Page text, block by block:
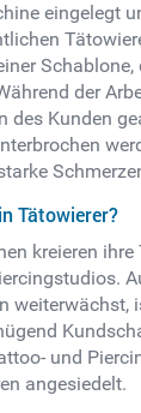
eingelegt
der
des Kunden
Tätowierer?
kreieren
weiterwächst,
und
angesiedelt.